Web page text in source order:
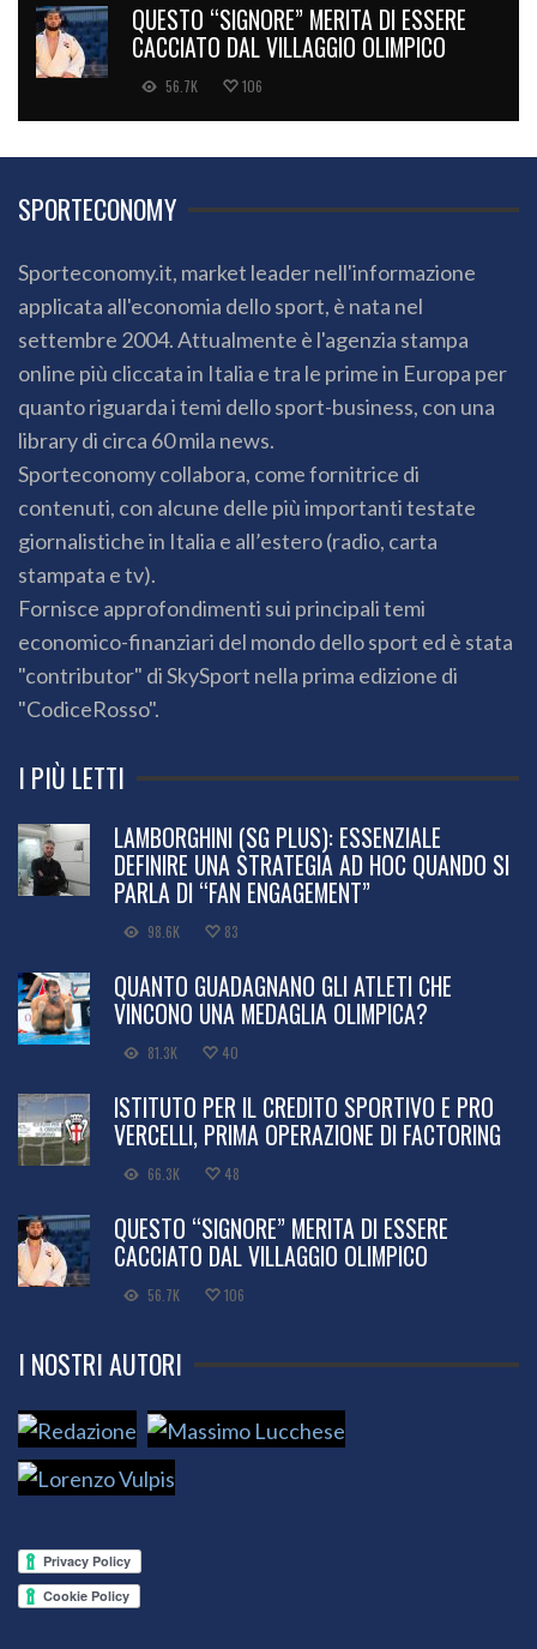
QUESTO “SIGNORE” MERITA DI ESSERE
CACCIATO DAL VILLAGGIO OLIMPICO
56.7K 106
SPORTECONOMY
Sporteconomy.it, market leader nell'informazione
applicata all'economia dello sport, è nata nel
settembre 2004. Attualmente è l'agenzia stampa
online più cliccata in Italia e tra le prime in Europa per
quanto riguarda i temi dello sport-business, con una
library di circa 60 mila news.
Sporteconomy collabora, come fornitrice di
contenuti, con alcune delle più importanti testate
giornalistiche in Italia e all’estero (radio, carta
stampata e tv).
Fornisce approfondimenti sui principali temi
economico-finanziari del mondo dello sport ed è stata
"contributor" di SkySport nella prima edizione di
"CodiceRosso".
I PIÙ LETTI
LAMBORGHINI (SG PLUS): ESSENZIALE
DEFINIRE UNA STRATEGIA AD HOC QUANDO SI
PARLA DI “FAN ENGAGEMENT”
98.6K 83
QUANTO GUADAGNANO GLI ATLETI CHE
VINCONO UNA MEDAGLIA OLIMPICA?
81.3K 40
ISTITUTO PER IL CREDITO SPORTIVO E PRO
VERCELLI, PRIMA OPERAZIONE DI FACTORING
66.3K 48
QUESTO “SIGNORE” MERITA DI ESSERE
CACCIATO DAL VILLAGGIO OLIMPICO
56.7K 106
I NOSTRI AUTORI